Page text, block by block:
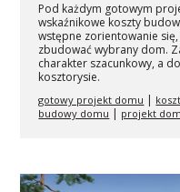
Pod każdym gotowym
wskaźnikowe koszty
wstępne zorientowanie
zbudować wybrany dom.
charakter szacunkowy, a
kosztorysie.
gotowy projekt domu |
budowy domu | projekt